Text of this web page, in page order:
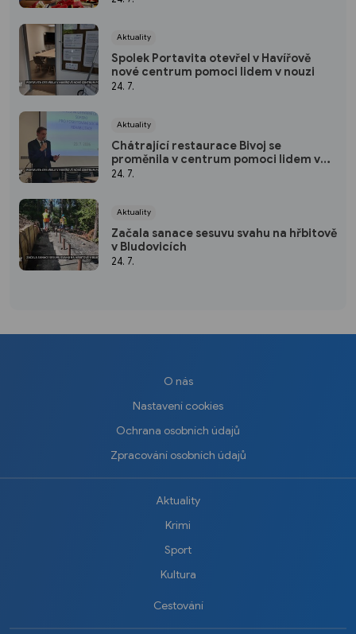
Aktuality
Spolek Portavita otevřel v Havířově
nové centrum pomoci lidem v nouzi
24. 7.
Aktuality
Chátrající restaurace Bivoj se
proměnila v centrum pomoci lidem v
nouzi Spolku Portavita
24. 7.
Aktuality
Začala sanace sesuvu svahu na hřbitově
v Bludovicích
24. 7.
O nás
Nastavení cookies
Ochrana osobních údajů
Zpracování osobních údajů
Aktuality
Krimi
Sport
Kultura
Cestování